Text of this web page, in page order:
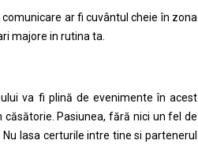
ar fi cuvântul cheie în zona
majore in rutina ta.
va fi plină de evenimente în acest
Pasiunea, fără nici un fel de
lasa certurile intre tine si partenerul